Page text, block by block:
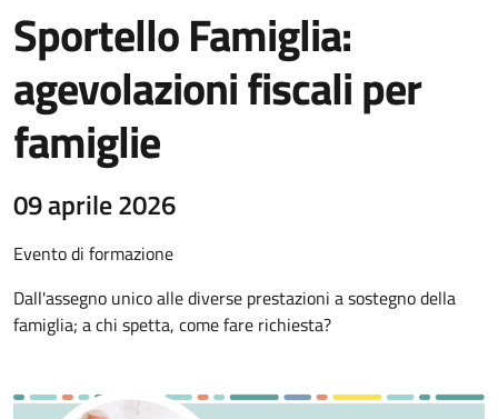
Sportello Famiglia:
agevolazioni fiscali per
famiglie
09 aprile 2026
Evento di formazione
Dall'assegno unico alle diverse prestazioni a sostegno della
famiglia; a chi spetta, come fare richiesta?